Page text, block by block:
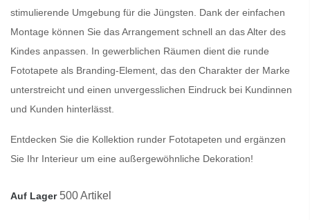
stimulierende Umgebung für die Jüngsten. Dank der einfachen
Montage können Sie das Arrangement schnell an das Alter des
Kindes anpassen. In gewerblichen Räumen dient die runde
Fototapete als Branding-Element , das den Charakter der Marke
unterstreicht und einen unvergesslichen Eindruck bei Kundinnen
und Kunden hinterlässt.
Entdecken Sie die Kollektion runder Fototapeten und ergänzen
Sie Ihr Interieur um eine außergewöhnliche Dekoration!
Auf Lager 500 Artikel